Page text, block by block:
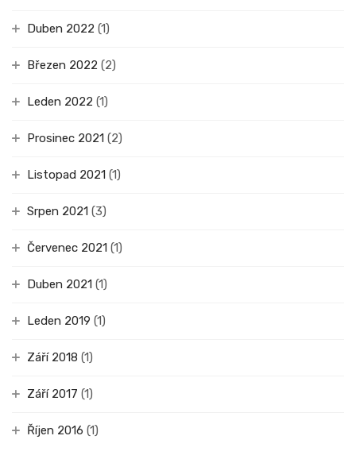
Duben 2022 (1)
Březen 2022 (2)
Leden 2022 (1)
Prosinec 2021 (2)
Listopad 2021 (1)
Srpen 2021 (3)
Červenec 2021 (1)
Duben 2021 (1)
Leden 2019 (1)
Září 2018 (1)
Září 2017 (1)
Říjen 2016 (1)